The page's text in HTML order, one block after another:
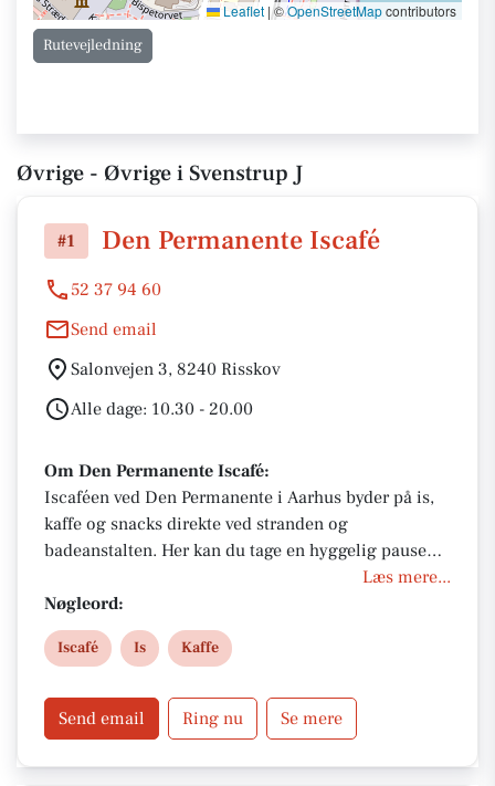
Leaflet |©OpenStreetMapcontributors
Rutevejledning
Øvrige - Øvrige i Svenstrup J
#1 Den Permanente Iscafé
52 37 94 60
Send email
Salonvejen 3, 8240 Risskov
Alle dage: 10.30 - 20.00
Om Den Permanente Iscafé:
Iscaféen ved Den Permanente i Aarhus byder på is,
kaffe og snacks direkte ved stranden og
badeanstalten. Her kan du tage en hyggelig pause
med havudsigt, frisk luft og afslappet stemning tæt
på vandet.
Læs mere...
Nøgleord:
Iscafé Is Kaffe
Send email Ring nu Se mere